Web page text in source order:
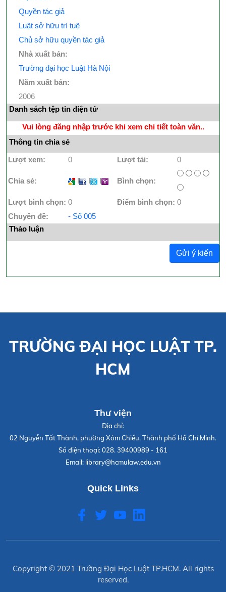
Quyền tác giả
Luật sở hữu trí tuệ
Chủ sở hữu quyền tác giả
Nhà xuất bản:
Trường đại học Luật Hà Nội
Năm xuất bản:
2006
Danh sách tệp tin điện tử
Vui lòng đăng nhập trước khi xem chi tiết toàn văn..
Thông tin chia sẻ
Lượt xem: 0 Lượt tải: 0
Chia sẻ: I I I Bình chọn:
Lượt bình chọn: 0 Điểm bình chọn: 0
Chuyên đề:
- Số 005
Thảo luận
Gửi ý kiến
TRƯỜNG ĐẠI HỌC LUẬT TP.
HCM
Thư viện
Địa chỉ:
02 Nguyễn Tất Thành, phường Xóm Chiếu, Thành phố Hồ Chí Minh.
Số điện thoại:028. 39400989 - 161
Email: library@hcmulaw.edu.vn
Quick Links
Copyright © 2021 Trường Đại Học Luật TP.HCM. All rights
reserved.